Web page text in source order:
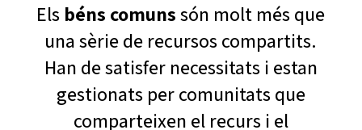
Els béns comunssón molt més que
una sèrie de recursos compartits.
Han de satisfer necessitats i estan
gestionats per comunitats que
comparteixen el recurs i el